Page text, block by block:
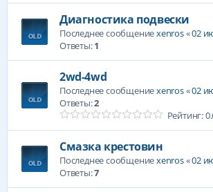
Диагностика подвески
Последнее сообщениеxenros«02
Ответы:1
2wd-4wd
Последнее сообщениеxenros«02
Ответы:2
Рейтинг:
Смазка крестовин
Последнее сообщениеxenros«02
Ответы:7